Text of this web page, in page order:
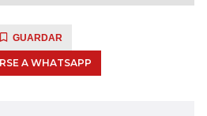
GUARDAR
A WHATSAPP